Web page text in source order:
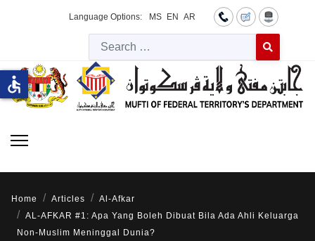
Language Options: MS EN AR
Type 2 or
Home Articles
Al-Afkar
AL-AFKAR #1: Apa Yang Boleh Dibuat Bila Ada Ahli Keluarga
Non-Muslim Meninggal Dunia?
accessible